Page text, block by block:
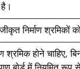
निर्माण श्रमिकों
होने चाहिए,